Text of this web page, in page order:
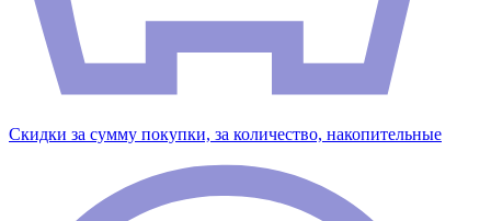
Скидки за сумму покупки, за количество, накопительные